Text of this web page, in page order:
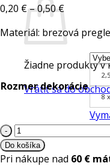
Žiadne produkty v
Vrátiť sa do
0,20 €–0,50€Price
range:
0,20 €
through
0,50 €
Materiál: brezová
Rozmer dekorácie
8
množstvo
Drevená
dekorácia
Do košíka
Pri nákupe nad 60 €